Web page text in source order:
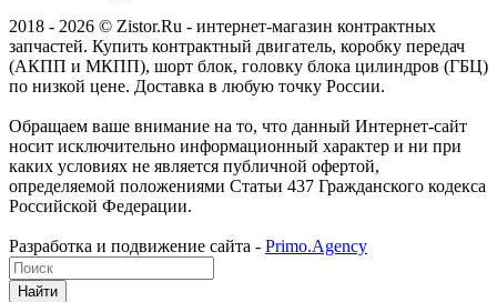
2018 - 2026 © Zistor.Ru - интернет-магазин контрактных
запчастей. Купить контрактный двигатель, коробку передач
(АКПП и МКПП), шорт блок, головку блока цилиндров (ГБЦ)
по низкой цене. Доставка в любую точку России.
Обращаем ваше внимание на то, что данный Интернет-сайт
носит исключительно информационный характер и ни при
каких условиях не является публичной офертой,
определяемой положениями Статьи 437 Гражданского кодекса
Российской Федерации.
Разработка и подвижение сайта - Primo.Agency
Найти